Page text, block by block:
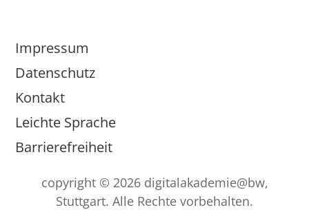
Impressum
Datenschutz
Kontakt
Leichte Sprache
Barrierefreiheit
copyright © 2026 digitalakademie@bw,
Stuttgart. Alle Rechte vorbehalten.